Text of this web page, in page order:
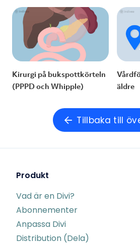
Kirurgi på bukspottkörteln
(PPPD och Whipple)
äldre
Tillbaka till
Produkt
Vad är en Divi?
Abonnementer
Anpassa Divi
Distribution (Dela)